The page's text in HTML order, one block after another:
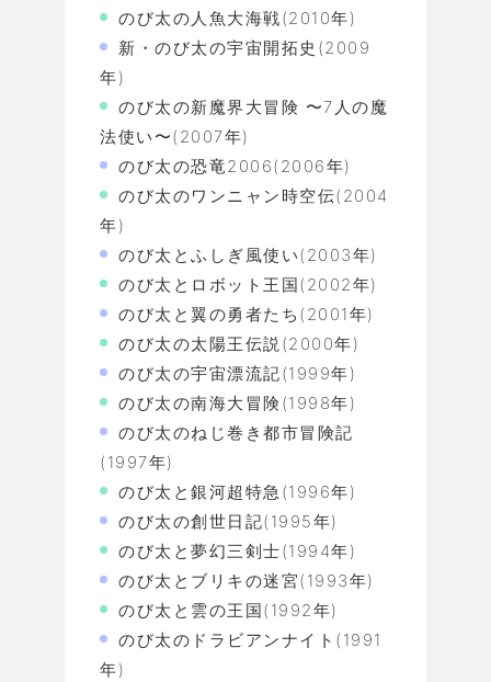
のび太の人魚大海戦(2010年)
新・のび太の宇宙開拓史(2009
年)
のび太の新魔界大冒険 〜7人の魔
法使い〜(2007年)
のび太の恐竜2006(2006年)
のび太のワンニャン時空伝(2004
年)
のび太とふしぎ風使い(2003年)
のび太とロボット王国(2002年)
のび太と翼の勇者たち(2001年)
のび太の太陽王伝説(2000年)
のび太の宇宙漂流記(1999年)
のび太の南海大冒険(1998年)
のび太のねじ巻き都市冒険記
(1997年)
のび太と銀河超特急(1996年)
のび太の創世日記(1995年)
のび太と夢幻三剣士(1994年)
のび太とブリキの迷宮(1993年)
のび太と雲の王国(1992年)
のび太のドラビアンナイト(1991
年)